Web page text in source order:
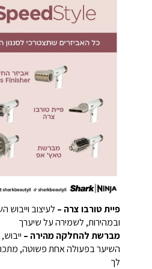
פיית טורבו צרה – לעיצוב וייבוש
ובמהירות, לשמירה על שיערך
מברשת להחלקה מהירה –
השיער בפעולה אחת פשוטה,
לך